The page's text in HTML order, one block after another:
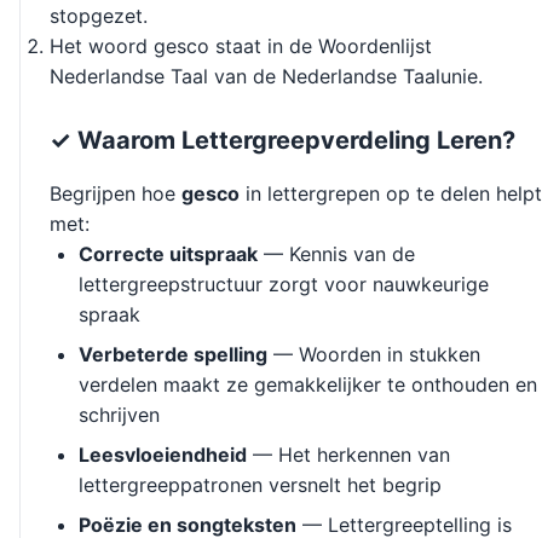
stopgezet.
Het woord gesco staat in de Woordenlijst
Nederlandse Taal van de Nederlandse Taalunie.
✓ Waarom Lettergreepverdeling Leren?
Begrijpen hoe gesco in lettergrepen op te delen helpt
met:
Correcte uitspraak — Kennis van de
lettergreepstructuur zorgt voor nauwkeurige
spraak
Verbeterde spelling — Woorden in stukken
verdelen maakt ze gemakkelijker te onthouden en
schrijven
Leesvloeiendheid — Het herkennen van
lettergreeppatronen versnelt het begrip
Poëzie en songteksten — Lettergreeptelling is